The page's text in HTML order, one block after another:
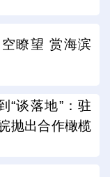
瞭望 赏海滨
“谈落地”：驻
抛出合作橄榄